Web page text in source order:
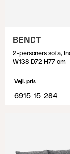
BENDT
W138 D72 H77 cm
Vejl. pris
6915-15-284